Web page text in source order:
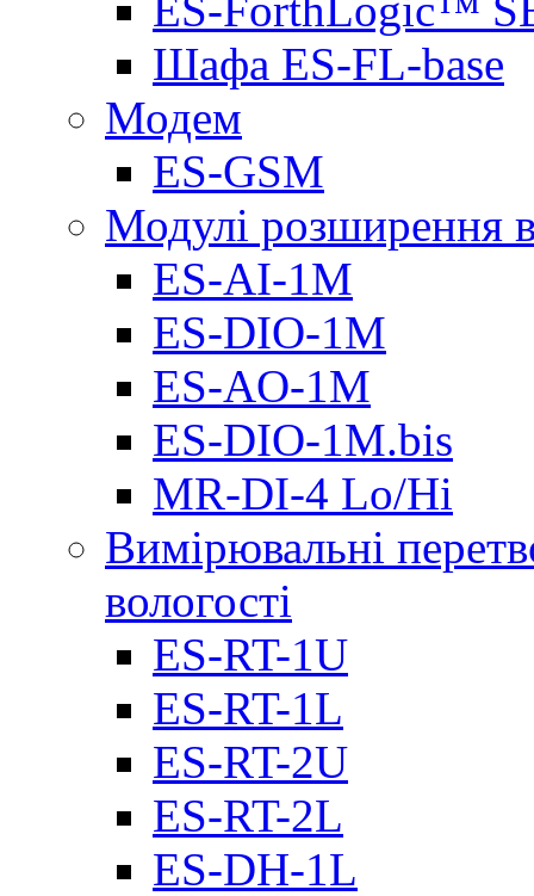
ES-ForthLogic™
Шафа ES-FL-base
Модем
ES-GSM
Модулі розширення
ES-AI-1M
ES-DIO-1М
ES-AO-1М
ES-DIO-1M.bis
MR-DI-4 Lo/Hi
Вимірювальні
вологості
ES-RT-1U
ES-RT-1L
ES-RT-2U
ES-RT-2L
ES-DH-1L